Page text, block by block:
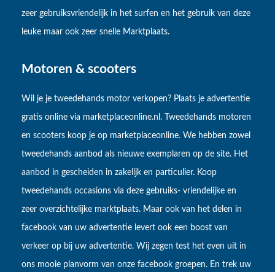
zeer gebruiksvriendelijk in het surfen en het gebruik van deze
leuke maar ook zeer snelle Marktplaats.
Motoren & scooters
Wil je je tweedehands motor verkopen? Plaats je advertentie
gratis online via marketplaceonline.nl. Tweedehands motoren
en scooters koop je op marketplaceonline. We hebben zowel
tweedehands aanbod als nieuwe exemplaren op de site. Het
aanbod in gescheiden in zakelijk en particulier. Koop
tweedehands occasions via deze gebruiks- vriendelijke en
zeer overzichtelijke marktplaats. Maar ook van het delen in
facebook van uw advertentie levert ook een boost van
verkeer op bij uw advertentie. Wij zegen test het even uit in
ons mooie planvorm van onze facebook groepen. En trek uw